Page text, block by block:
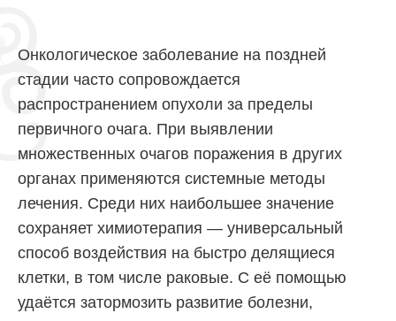
Онкологическое заболевание на поздней
стадии часто сопровождается
распространением опухоли за пределы
первичного очага. При выявлении
множественных очагов поражения в других
органах применяются системные методы
лечения. Среди них наибольшее значение
сохраняет химиотерапия — универсальный
способ воздействия на быстро делящиеся
клетки, в том числе раковые. С её помощью
удаётся затормозить развитие болезни,